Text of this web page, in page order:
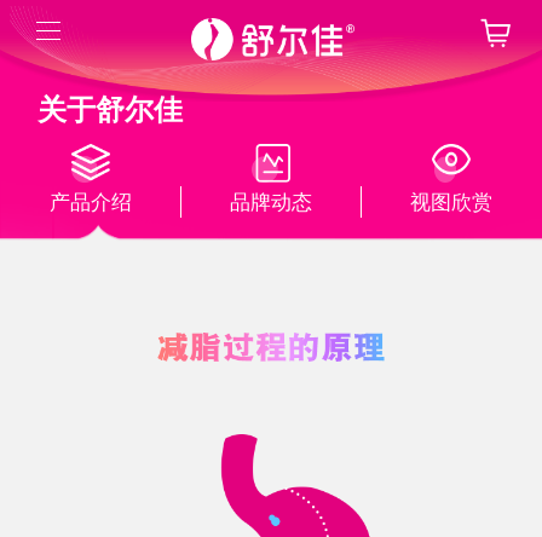
关于舒尔佳
产品介绍 品牌动态 视图欣赏